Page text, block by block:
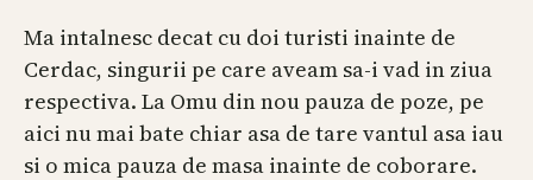
Ma intalnesc decat cu doi turisti inainte de
Cerdac, singurii pe care aveam sa-i vad in ziua
respectiva. La Omu din nou pauza de poze, pe
aici nu mai bate chiar asa de tare vantul asa iau
si o mica pauza de masa inainte de coborare.